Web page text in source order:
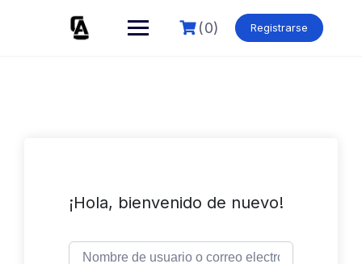
(0) Registrarse
¡Hola, bienvenido de nuevo!